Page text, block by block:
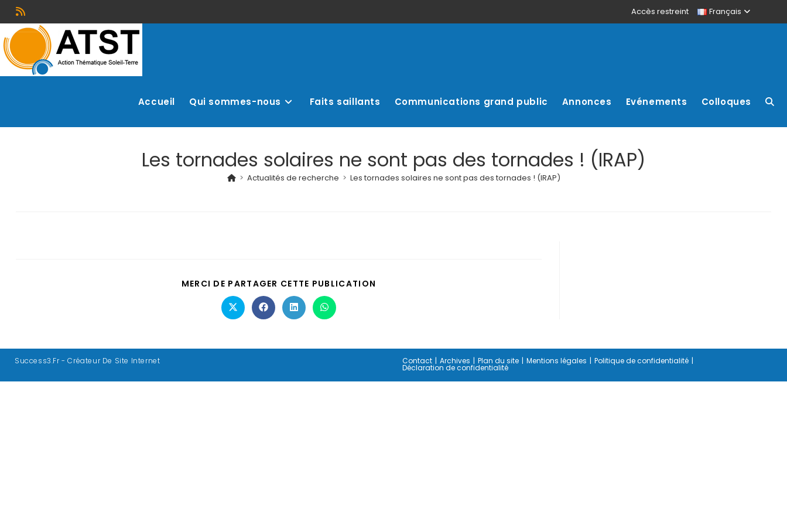
Accès restreint Français
Accueil Qui sommes-nous Faits saillants Communications grand public Annonces Evénements Colloques
Les tornades solaires ne sont pas des tornades ! (IRAP)
> Actualités de recherche > Les tornades solaires ne sont pas des tornades ! (IRAP)
MERCI DE PARTAGER CETTE PUBLICATION
Contact Archives Plan du site Mentions légales Politique de confidentialité
Déclaration de confidentialité
Success3.fr - Créateur De Site Internet